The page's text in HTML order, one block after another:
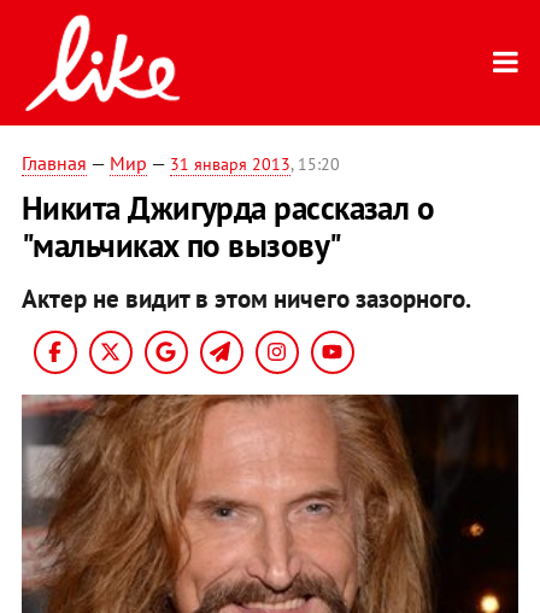
Главная — Мир — 31 января 2013, 15:20
Никита Джигурда рассказал о
"мальчиках по вызову"
Актер не видит в этом ничего зазорного.